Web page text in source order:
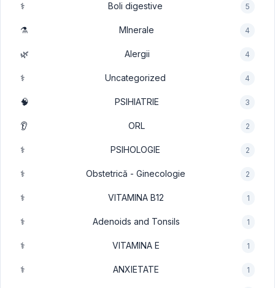
⚕️ Boli digestive 5
⚗️ MInerale 4
🌿 Alergii 4
⚕️ Uncategorized 4
🧠 PSIHIATRIE 3
👂 ORL 2
⚕️ PSIHOLOGIE 2
⚕️ Obstetrică - Ginecologie 2
⚕️ VITAMINA B12 1
⚕️ Adenoids and Tonsils 1
⚕️ VITAMINA E 1
⚕️ ANXIETATE 1